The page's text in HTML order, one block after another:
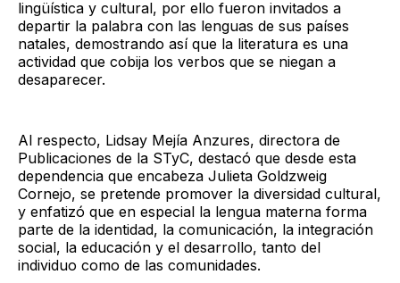
lingüística y cultural, por ello fueron invitados a
departir la palabra con las lenguas de sus países
natales, demostrando así que la literatura es una
actividad que cobija los verbos que se niegan a
desaparecer.
Al respecto, Lidsay Mejía Anzures, directora de
Publicaciones de la STyC, destacó que desde esta
dependencia que encabeza Julieta Goldzweig
Cornejo, se pretende promover la diversidad cultural,
y enfatizó que en especial la lengua materna forma
parte de la identidad, la comunicación, la integración
social, la educación y el desarrollo, tanto del
individuo como de las comunidades.